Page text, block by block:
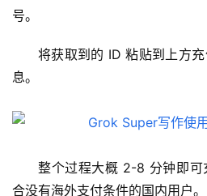
c
号。
将获取到的 ID 粘贴到上方
息。
整个过程大概 2-8 分钟即
合没有海外支付条件的国内用户。